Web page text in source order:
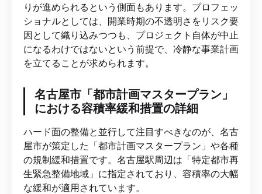
りが進められるという側面もあります。プロフェッ
ショナルとしては、開業時期の不透明さをリスク要
因として織り込みつつも、プロジェクト自体が中止
になるわけではないという前提で、冷静な事業計画
を立てることが求められます。
名古屋市「都市計画マスタープラン」
における容積率緩和措置の詳細
ハード面の整備と並行して注目すべきなのが、名古
屋市が策定した「都市計画マスタープラン」や各種
の規制緩和措置です。名古屋駅周辺は「特定都市再
生緊急整備地域」に指定されており、容積率の大幅
な緩和が適用されています。